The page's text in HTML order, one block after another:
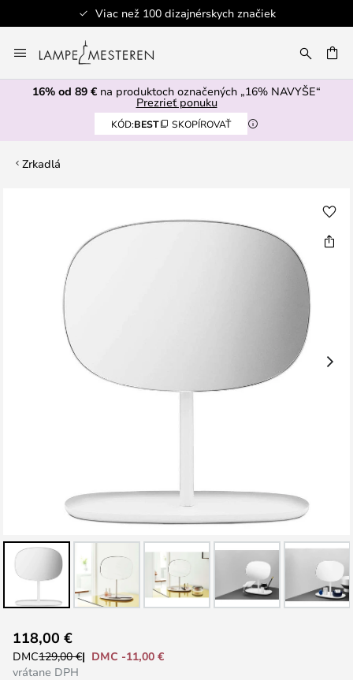
Viac než 100 dizajnérskych značiek
to
Content
16% od 89 € na produktoch označených „16% NAVYŠE“
Prezrieť ponuku
KÓD:BEST SKOPÍROVAŤ
Zrkadlá
na
začiatok
118,00 €
DMC129,00 €
DMC -11,00 €
vrátane DPH